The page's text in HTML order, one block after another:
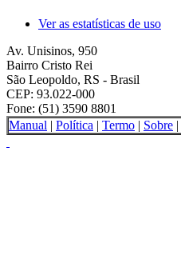
Ver as estatísticas de uso
Av. Unisinos, 950
Bairro Cristo Rei
São Leopoldo, RS - Brasil
CEP: 93.022-000
Fone: (51) 3590 8801
Manual | Política | Termo | Sobre |